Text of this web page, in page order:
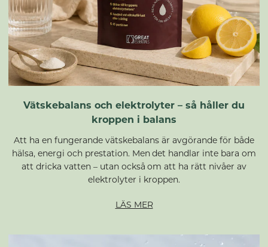
Vätskebalans och elektrolyter – så håller du
kroppen i balans
Att ha en fungerande vätskebalans är avgörande för både
hälsa, energi och prestation. Men det handlar inte bara om
att dricka vatten – utan också om att ha rätt nivåer av
elektrolyter i kroppen.
LÄS MER